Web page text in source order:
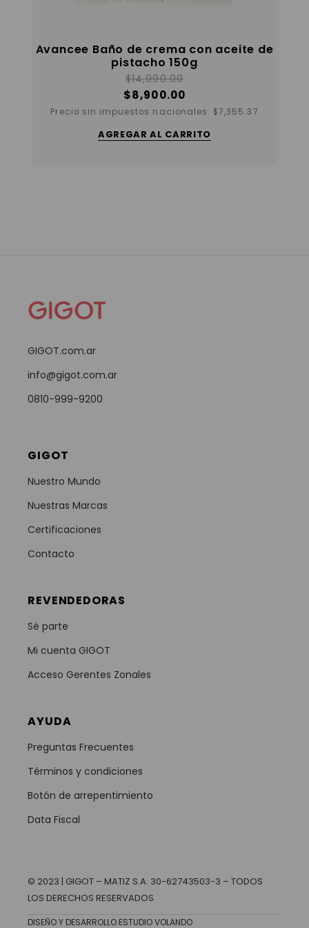
Avancee Baño de crema con aceite de
pistacho 150g
$14,990.00
$8,900.00
Precio sin impuestos nacionales: $7,355.37
AGREGAR AL CARRITO
GIGOT.com.ar
info@gigot.com.ar
0810-999-9200
GIGOT
Nuestro Mundo
Nuestras Marcas
Certificaciones
Contacto
REVENDEDORAS
Sé parte
Mi cuenta GIGOT
Acceso Gerentes Zonales
AYUDA
Preguntas Frecuentes
Términos y condiciones
Botón de arrepentimiento
Data Fiscal
© 2023 | GIGOT – MATIZ S.A. 30-62743503-3 – TODOS
LOS DERECHOS RESERVADOS
DISEÑO Y DESARROLLO ESTUDIO VOLANDO